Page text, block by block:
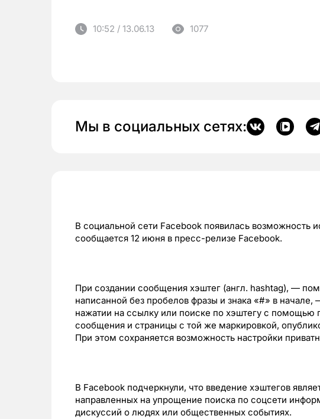
10:52 / 13.06.13 1077
Мы в социальных сетях:
В социальной сети Facebook появилась возможность
сообщается 12 июня в пресс-релизе Facebook.
При создании сообщения хэштег (англ. hashtag), —
написанной без пробелов фразы и знака «#» в
нажатии на ссылку или поиске по хэштегу с помощью
сообщения и страницы с той же маркировкой,
При этом сохраняется возможность настройки
В Facebook подчеркнули, что введение хэштегов
направленных на упрощение поиска по соцсети
дискуссий о людях или общественных событиях.